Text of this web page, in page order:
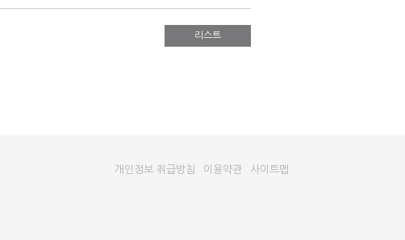
리스트
개인정보 취급방침 이용약관 사이트맵